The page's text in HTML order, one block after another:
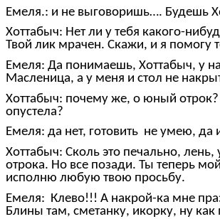
Емеля.: и не выговоришь…. Будешь
Хоттабыч: Нет ли у тебя какого-
Твой лик мрачен. Скажи, и я помогу
Емеля: Да понимаешь, Хоттабыч, у
Масленица, а у меня и стол не
Хоттабыч: почему же, о юный отрок?
опустела?
Емеля: да нет, готовить не умею, да
Хоттабыч: Сколь это печально, лень,
отрока. Но все позади. Ты теперь
исполню любую твою просьбу.
Емеля: Клево!!! А накрой-ка мне
Блины там, сметанку, икорку, ну как